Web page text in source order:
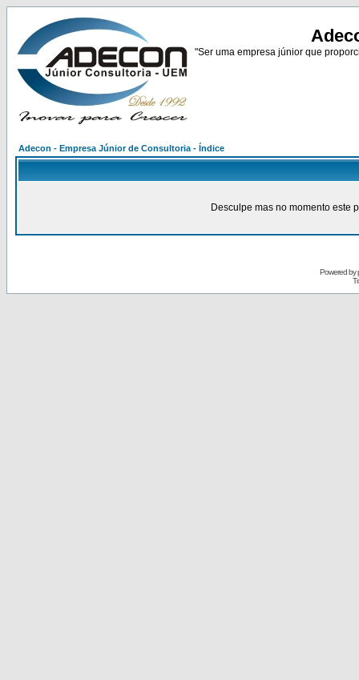
"Ser uma empresa júnior que
Adecon - Empresa Júnior de Consultoria - Índice
Desculpe mas no momento este
Powered by